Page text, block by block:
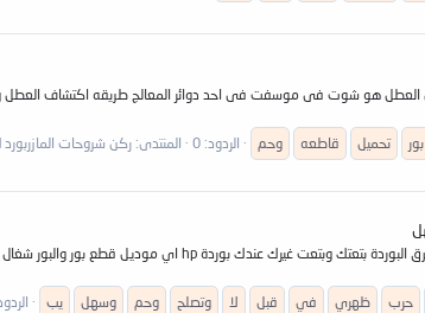
بور تحميل قاطعه وحم الردود: 0 المنتدى: ركن شروحات المازربورد Motherboard
حرب ظهري في قبل لا وتصلح وحم وسهل يب